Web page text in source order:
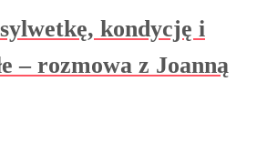
kondycję i
– rozmowa z Joanną